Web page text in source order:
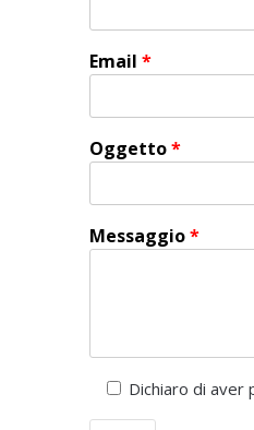
Email*
Oggetto*
Messaggio*
Dichiaro di aver